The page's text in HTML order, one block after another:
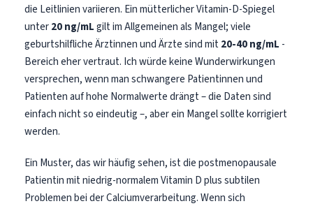
die Leitlinien variieren. Ein mütterlicher Vitamin-D-Spiegel
unter20 ng/mLgilt im Allgemeinen als Mangel; viele
geburtshilfliche Ärztinnen und Ärzte sind mit 20-40 ng/mL -
Bereich eher vertraut. Ich würde keine Wunderwirkungen
versprechen, wenn man schwangere Patientinnen und
Patienten auf hohe Normalwerte drängt – die Daten sind
einfach nicht so eindeutig –, aber ein Mangel sollte korrigiert
werden.
Ein Muster, das wir häufig sehen, ist die postmenopausale
Patientin mit niedrig-normalem Vitamin D plus subtilen
Problemen bei der Calciumverarbeitung. Wenn sich